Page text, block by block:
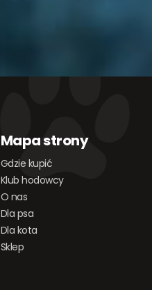
Mapa strony
Gdzie kupić
Klub hodowcy
O nas
Dla psa
Dla kota
Sklep